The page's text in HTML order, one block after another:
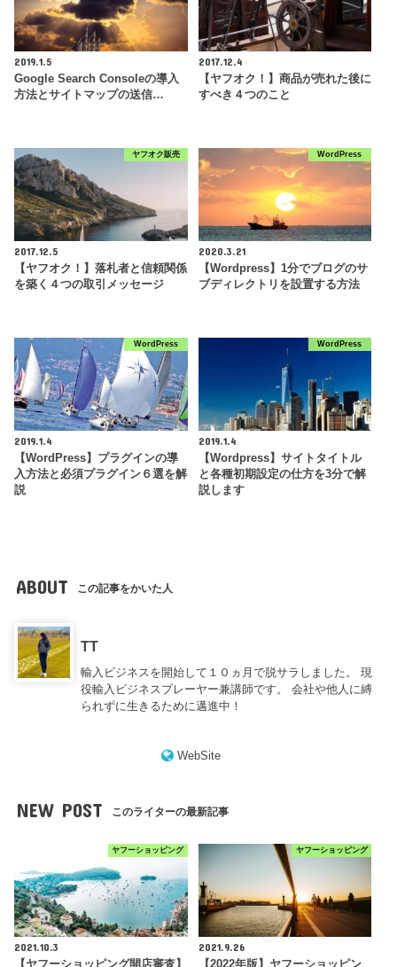
2019.1.5
Google Search Consoleの導入
方法とサイトマップの送信…
2017.12.4
【ヤフオク！】商品が売れた後に
すべき４つのこと
ヤフオク販売
2017.12.5
【ヤフオク！】落札者と信頼関係
を築く４つの取引メッセージ
WordPress
2020.3.21
【Wordpress】1分でブログのサ
ブディレクトリを設置する方法
WordPress
2019.1.4
【WordPress】プラグインの導
入方法と必須プラグイン６選を解
説
WordPress
2019.1.4
【Wordpress】サイトタイトル
と各種初期設定の仕方を3分で解
説します
ABOUT この記事をかいた人
TT
輸入ビジネスを開始して１０ヵ月で脱サラしました。 現
役輸入ビジネスプレーヤー兼講師です。 会社や他人に縛
られずに生きるために邁進中！
WebSite
NEW POST このライターの最新記事
ヤフーショッピング
2021.10.3
ヤフーショッピング
2021.9.26